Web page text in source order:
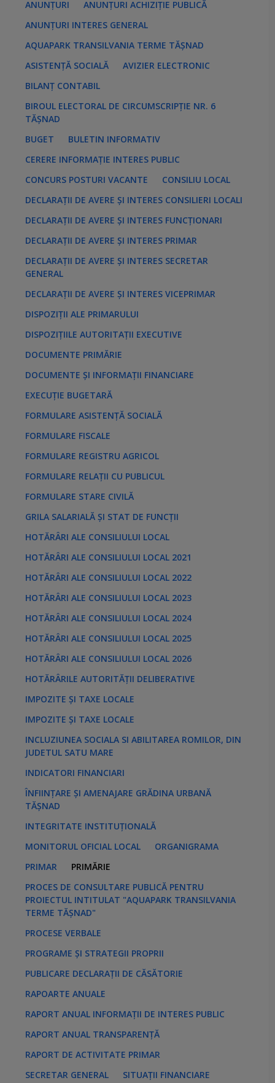
ANUNȚURI
ANUNȚURI ACHIZIȚIE PUBLICĂ
ANUNȚURI INTERES GENERAL
AQUAPARK TRANSILVANIA TERME TĂȘNAD
ASISTENȚĂ SOCIALĂ
AVIZIER ELECTRONIC
BILANȚ CONTABIL
BIROUL ELECTORAL DE CIRCUMSCRIPȚIE NR. 6
TĂȘNAD
BUGET
BULETIN INFORMATIV
CERERE INFORMAȚIE INTERES PUBLIC
CONCURS POSTURI VACANTE
CONSILIU LOCAL
DECLARAȚII DE AVERE ȘI INTERES CONSILIERI LOCALI
DECLARAȚII DE AVERE ȘI INTERES FUNCȚIONARI
DECLARAȚII DE AVERE ȘI INTERES PRIMAR
DECLARAȚII DE AVERE ȘI INTERES SECRETAR
GENERAL
DECLARAȚII DE AVERE ȘI INTERES VICEPRIMAR
DISPOZIȚII ALE PRIMARULUI
DISPOZIȚIILE AUTORITAȚII EXECUTIVE
DOCUMENTE PRIMĂRIE
DOCUMENTE ȘI INFORMAȚII FINANCIARE
EXECUȚIE BUGETARĂ
FORMULARE ASISTENȚĂ SOCIALĂ
FORMULARE FISCALE
FORMULARE REGISTRU AGRICOL
FORMULARE RELAȚII CU PUBLICUL
FORMULARE STARE CIVILĂ
GRILA SALARIALĂ ȘI STAT DE FUNCȚII
HOTĂRÂRI ALE CONSILIULUI LOCAL
HOTĂRÂRI ALE CONSILIULUI LOCAL 2021
HOTĂRÂRI ALE CONSILIULUI LOCAL 2022
HOTĂRÂRI ALE CONSILIULUI LOCAL 2023
HOTĂRÂRI ALE CONSILIULUI LOCAL 2024
HOTĂRÂRI ALE CONSILIULUI LOCAL 2025
HOTĂRÂRI ALE CONSILIULUI LOCAL 2026
HOTĂRÂRILE AUTORITĂȚII DELIBERATIVE
IMPOZITE ȘI TAXE LOCALE
IMPOZITE ȘI TAXE LOCALE
INCLUZIUNEA SOCIALA SI ABILITAREA ROMILOR, DIN
JUDETUL SATU MARE
INDICATORI FINANCIARI
ÎNFIINȚARE ȘI AMENAJARE GRĂDINA URBANĂ
TĂȘNAD
INTEGRITATE INSTITUȚIONALĂ
MONITORUL OFICIAL LOCAL
ORGANIGRAMA
PRIMAR
PRIMĂRIE
PROCES DE CONSULTARE PUBLICĂ PENTRU
PROIECTUL INTITULAT "AQUAPARK TRANSILVANIA
TERME TĂȘNAD"
PROCESE VERBALE
PROGRAME ȘI STRATEGII PROPRII
PUBLICARE DECLARAȚII DE CĂSĂTORIE
RAPOARTE ANUALE
RAPORT ANUAL INFORMAȚII DE INTERES PUBLIC
RAPORT ANUAL TRANSPARENȚĂ
RAPORT DE ACTIVITATE PRIMAR
SECRETAR GENERAL
SITUAȚII FINANCIARE